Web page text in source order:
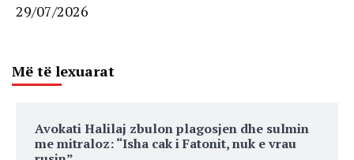
29/07/2026
Më të lexuarat
Avokati Halilaj zbulon plagosjen dhe sulmin
me mitraloz: “Isha cak i Fatonit, nuk e vrau